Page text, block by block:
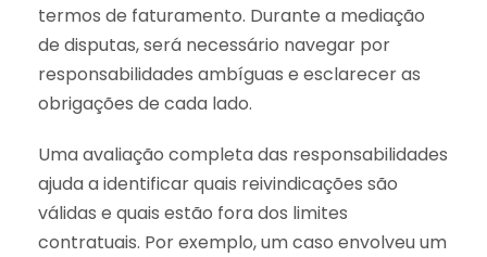
termos de faturamento. Durante a mediação
de disputas, será necessário navegar por
responsabilidades ambíguas e esclarecer as
obrigações de cada lado.
Uma avaliação completa das responsabilidades
ajuda a identificar quais reivindicações são
válidas e quais estão fora dos limites
contratuais. Por exemplo, um caso envolveu um